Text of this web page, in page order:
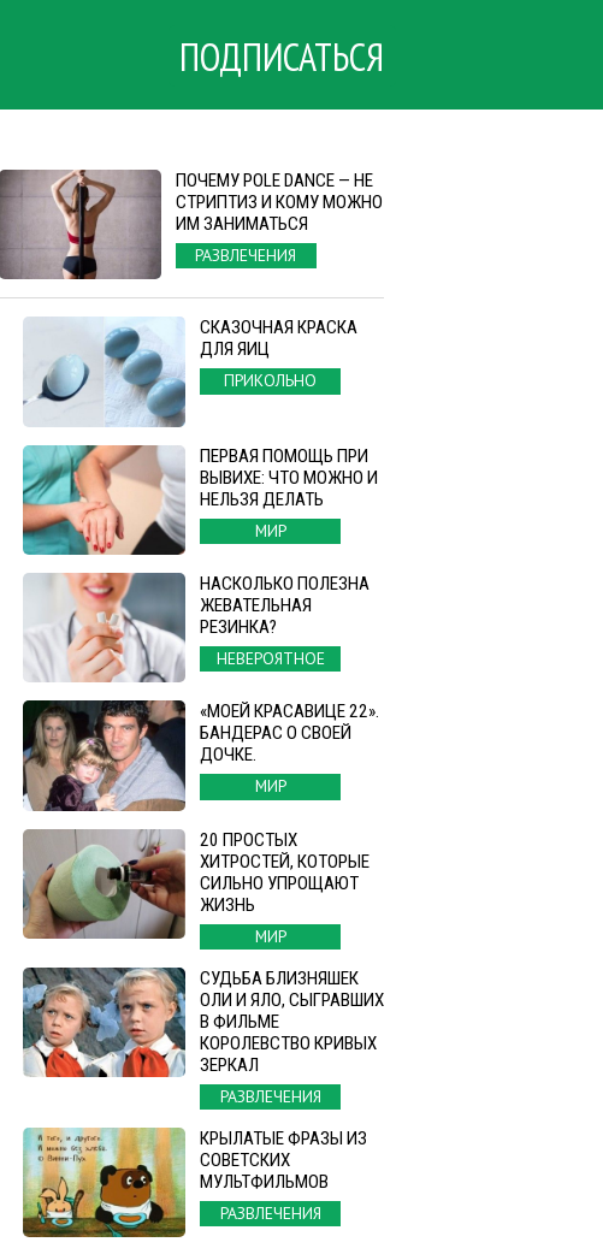
ПОДПИСАТЬСЯ
ПОЧЕМУ POLE DANCE — НЕ
СТРИПТИЗ И КОМУ МОЖНО
ИМ ЗАНИМАТЬСЯ
РАЗВЛЕЧЕНИЯ
СКАЗОЧНАЯ КРАСКА
ДЛЯ ЯИЦ
ПРИКОЛЬНО
ПЕРВАЯ ПОМОЩЬ ПРИ
ВЫВИХЕ: ЧТО МОЖНО И
НЕЛЬЗЯ ДЕЛАТЬ
МИР
НАСКОЛЬКО ПОЛЕЗНА
ЖЕВАТЕЛЬНАЯ
РЕЗИНКА?
НЕВЕРОЯТНОЕ
«МОЕЙ КРАСАВИЦЕ 22».
БАНДЕРАС О СВОЕЙ
ДОЧКЕ.
МИР
20 ПРОСТЫХ
ХИТРОСТЕЙ, КОТОРЫЕ
СИЛЬНО УПРОЩАЮТ
ЖИЗНЬ
МИР
СУДЬБА БЛИЗНЯШЕК
ОЛИ И ЯЛО, СЫГРАВШИХ
В ФИЛЬМЕ
КОРОЛЕВСТВО КРИВЫХ
ЗЕРКАЛ
РАЗВЛЕЧЕНИЯ
КРЫЛАТЫЕ ФРАЗЫ ИЗ
СОВЕТСКИХ
МУЛЬТФИЛЬМОВ
РАЗВЛЕЧЕНИЯ